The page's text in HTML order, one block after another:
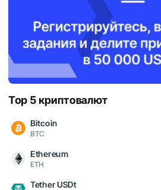
Top 5 криптовалют
Bitcoin
BTC
Ethereum
ETH
Tether USDt